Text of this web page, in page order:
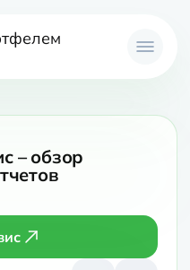
– обзор